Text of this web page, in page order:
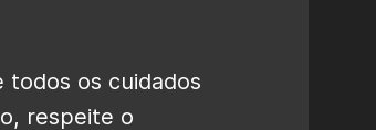
todos os cuidados
respeite o